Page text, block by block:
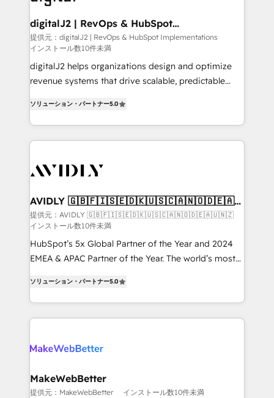
customers).
digitalJ2 | RevOps & HubSpot
Implementations
提供元：digitalJ2 | RevOps & HubSpot Implementations
インストール数10件未満
digitalJ2 helps organizations design and optimize
revenue systems that drive scalable, predictable
Partner, we specialize in both strategic RevOps
planning and hands-on technical execution - building
the operational foundation companies need to
Healthcare - Financial Services - Managed IT (MSP) -
we help: ✔️ Full HubSpot implementations and portal
optimization ✔️ Data migrations, CRM architecture,
and reporting foundations ✔️ Custom integrations
and workflow automation ✔️ User adoption
programs, training, and enablement Through project-
partnerships, we guide organizations through the
revenue maturity model - delivering the right
improvements at the right time so operations
grows.
ソリューション・パートナー5.0
AVIDLY 🇬🇧🇫🇮🇸🇪🇩🇰🇺🇸🇨🇦🇳🇴🇩🇪🇦🇺
🇳🇿
提供元：AVIDLY 🇬🇧🇫🇮🇸🇪🇩🇰🇺🇸🇨🇦🇳🇴🇩🇪🇦🇺🇳🇿
インストール数10件未満
HubSpot’s 5x Global Partner of the Year and 2024
EMEA & APAC Partner of the Year. The world’s most
Partner. 🚀 With 2,750+ HubSpot projects delivered
and 370+ specialists across EMEA, APAC and NAM,
we de-risk complex CRM programmes and
multi-region migrations to AI-powered automation,
scale. 🏆 HubSpot’s CEO called us “the partner of the
future.” Others agree it is proof of trust built through
ソリューション・パートナー5.0
MakeWebBetter
提供元：MakeWebBetter インストール数10件未満